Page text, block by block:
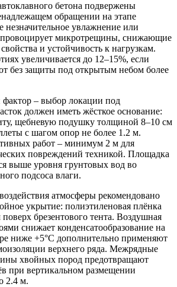
бетона подвержены
обращении на этапе
незначительное увлажнение или
провоцирует микротрещины, снижающие
и устойчивость к нагрузкам.
увеличивается до 12–15%, если
без защиты под открытым небом более
– выбор локации под
должен иметь жёсткое основание:
щебневую подушку толщиной 8–10 см
с шагом опор не более 1.2 м.
работ – минимум 2 м для
повреждений техникой. Площадка
выше уровня грунтовых вод во
подсоса влаги.
атмосферы рекомендовано
укрытие: полиэтиленовая плёнка
брезентового тента. Воздушная
снижает конденсатообразование на
ниже +5°С дополнительно применяют
верхнего ряда. Межрядные
хвойных пород предотвращают
при вертикальном размещении
2.4 м.